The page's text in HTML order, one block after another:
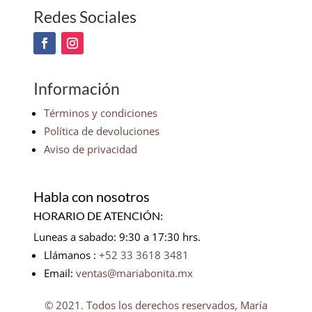
Redes Sociales
Información
Términos y condiciones
Política de devoluciones
Aviso de privacidad
Habla con nosotros
HORARIO DE ATENCIÓN:
Luneas a sabado: 9:30 a 17:30 hrs.
Llámanos : +52 33 3618 3481
Email: ventas@mariabonita.mx
© 2021. Todos los derechos reservados, María